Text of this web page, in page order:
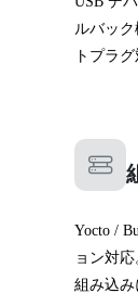
ルバッ
トプラ
Yocto /
ョン対
組み込み